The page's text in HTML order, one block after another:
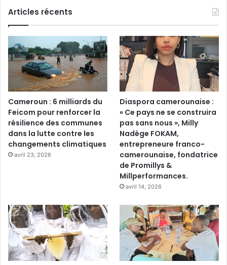
Articles récents
Cameroun : 6 milliards du
Feicom pour renforcer la
résilience des communes
dans la lutte contre les
changements climatiques
avril 23, 2026
Diaspora camerounaise :
« Ce pays ne se construira
pas sans nous », Milly
Nadège FOKAM,
entrepreneure franco-
camerounaise, fondatrice
de Promillys &
Millperformances.
avril 14, 2026